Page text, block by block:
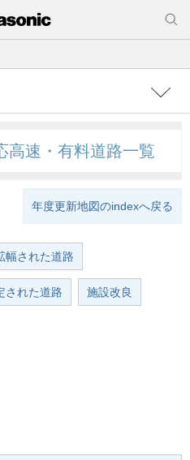
高速・有料道路一覧
年度更新地図のindexへ戻る
幅された道路
された道路 施設改良